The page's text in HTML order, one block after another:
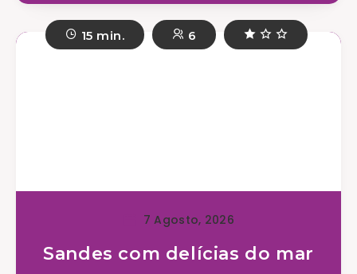
15 min. 6
7 Agosto, 2026
Sandes com delícias do mar